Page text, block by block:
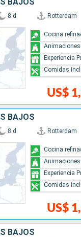
BAJOS
8 d Rotterdam
US$
Cocina
Experiencia
Comidas
BAJOS
8 d Rotterdam
US$
Cocina
Experiencia
Comidas
BAJOS